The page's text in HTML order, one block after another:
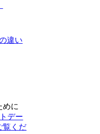
違い
めに
デー
覧くだ